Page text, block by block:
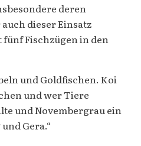
deren
dieser Einsatz
Fischzügen in den
und Goldfischen. Koi
und wer Tiere
und Novembergrau ein
Gera.“